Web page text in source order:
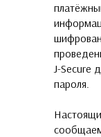
J-Secure
пароля.